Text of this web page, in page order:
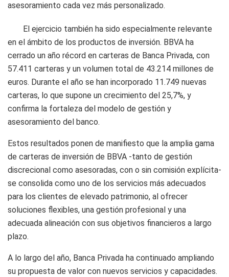
asesoramiento cada vez más personalizado.
El ejercicio también ha sido especialmente relevante
en el ámbito de los productos de inversión. BBVA ha
cerrado un año récord en carteras de Banca Privada, con
57.411 carteras y un volumen total de 43.214 millones de
euros. Durante el año se han incorporado 11.749 nuevas
carteras, lo que supone un crecimiento del 25,7%, y
confirma la fortaleza del modelo de gestión y
asesoramiento del banco.
Estos resultados ponen de manifiesto que la amplia gama
de carteras de inversión de BBVA -tanto de gestión
discrecional como asesoradas, con o sin comisión explícita-
se consolida como uno de los servicios más adecuados
para los clientes de elevado patrimonio, al ofrecer
soluciones flexibles, una gestión profesional y una
adecuada alineación con sus objetivos financieros a largo
plazo.
A lo largo del año, Banca Privada ha continuado ampliando
su propuesta de valor con nuevos servicios y capacidades.